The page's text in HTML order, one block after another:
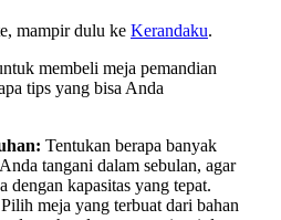
mampir dulu ke Kerandaku.
membeli meja pemandian
tips yang bisa Anda
Tentukan berapa banyak
tangani dalam sebulan, agar
dengan kapasitas yang tepat.
Pilih meja yang terbuat dari bahan